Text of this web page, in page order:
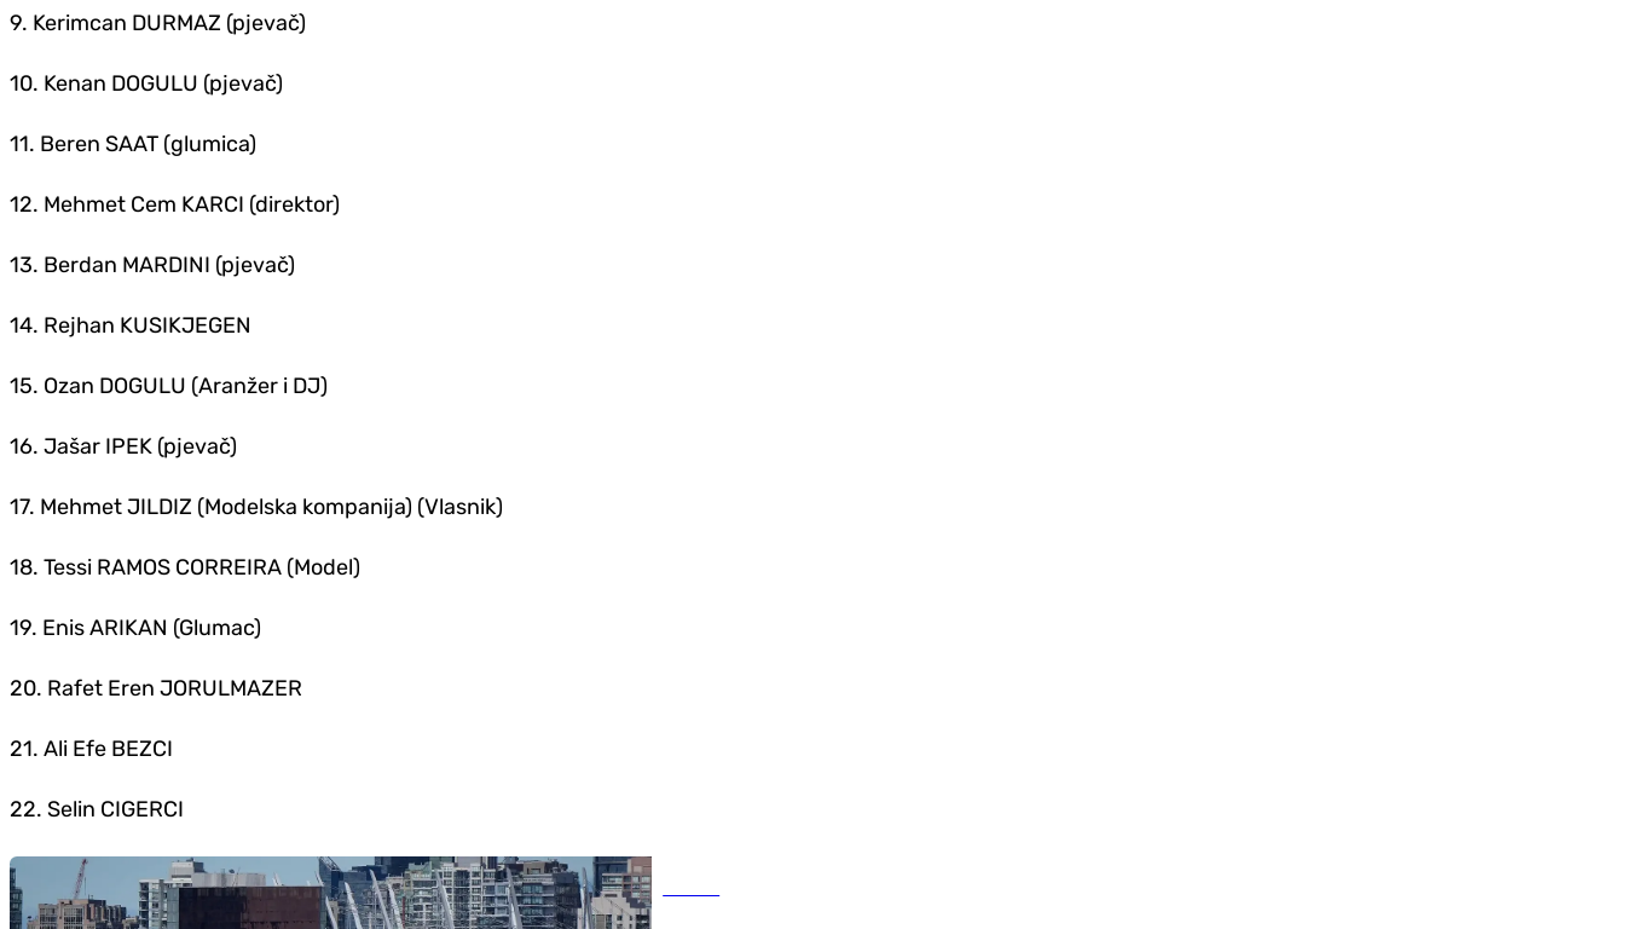
9. Kerimcan DURMAZ (pjevač)
10. Kenan DOGULU (pjevač)
11. Beren SAAT (glumica)
12. Mehmet Cem KARCI (direktor)
13. Berdan MARDINI (pjevač)
14. Rejhan KUSIKJEGEN
15. Ozan DOGULU (Aranžer i DJ)
16. Jašar IPEK (pjevač)
17. Mehmet JILDIZ (Modelska kompanija) (Vlasnik)
18. Tessi RAMOS CORREIRA (Model)
19. Enis ARIKAN (Glumac)
20. Rafet Eren JORULMAZER
21. Ali Efe BEZCI
22. Selin CIGERCI